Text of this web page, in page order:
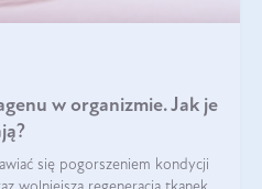
w organizmie. Jak je
się pogorszeniem kondycji